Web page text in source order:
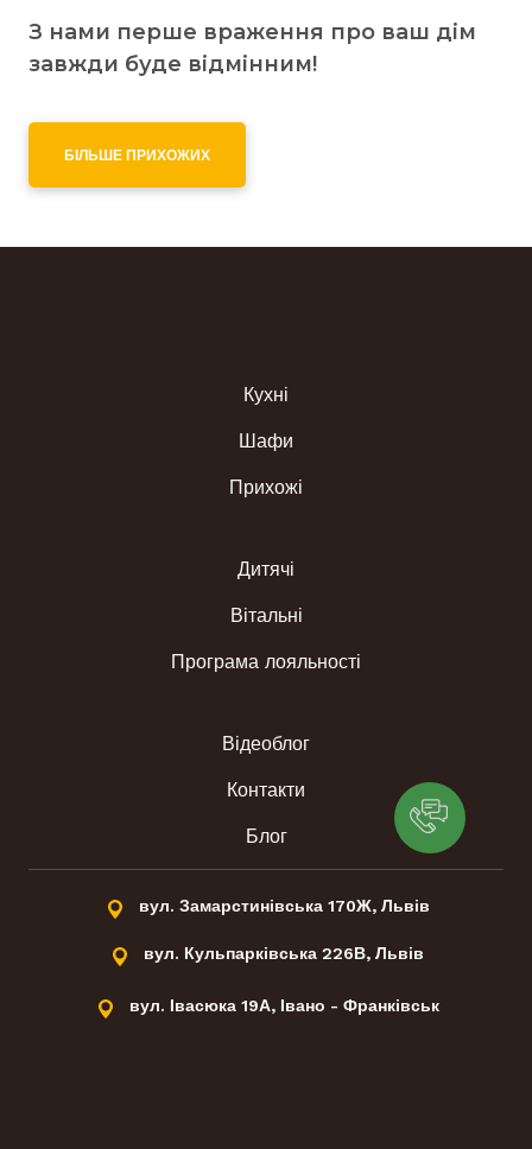
З нами перше враження про ваш дім
завжди буде відмінним!
БІЛЬШЕ ПРИХОЖИХ
Кухні
Шафи
Прихожі
Дитячі
Вітальні
Програма лояльності
Відеоблог
Контакти
Блог
вул. Замарстинівська 170Ж, Львів
вул. Кульпарківська 226В, Львів
вул. Івасюка 19А, Івано - Франківськ